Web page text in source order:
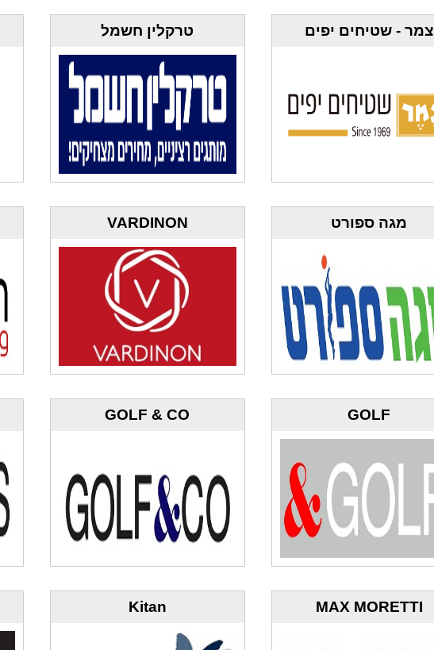
צמר - שטיחים יפים טרקלין חשמל
מגה ספורט VARDINON
GOLF
GOLF & CO
MAX MORETTI
Kitan